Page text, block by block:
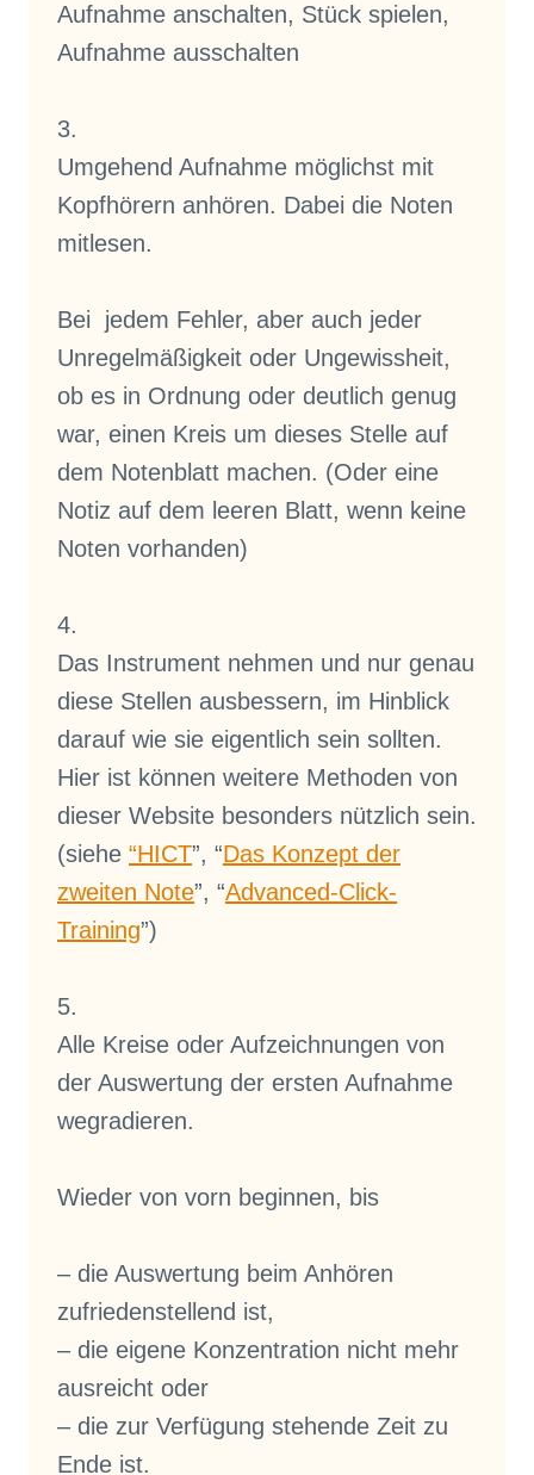
Aufnahme anschalten, Stück spielen,
Aufnahme ausschalten
3.
Umgehend Aufnahme möglichst mit
Kopfhörern anhören. Dabei die Noten
mitlesen.
Bei jedem Fehler, aber auch jeder
Unregelmäßigkeit oder Ungewissheit,
ob es in Ordnung oder deutlich genug
war, einen Kreis um dieses Stelle auf
dem Notenblatt machen. (Oder eine
Notiz auf dem leeren Blatt, wenn keine
Noten vorhanden)
4.
Das Instrument nehmen und nur genau
diese Stellen ausbessern, im Hinblick
darauf wie sie eigentlich sein sollten.
Hier ist können weitere Methoden von
dieser Website besonders nützlich sein.
(siehe “HICT”, “Das Konzept der
zweiten Note”, “Advanced-Click-
Training”)
5.
Alle Kreise oder Aufzeichnungen von
der Auswertung der ersten Aufnahme
wegradieren.
Wieder von vorn beginnen, bis
– die Auswertung beim Anhören
zufriedenstellend ist,
– die eigene Konzentration nicht mehr
ausreicht oder
– die zur Verfügung stehende Zeit zu
Ende ist.